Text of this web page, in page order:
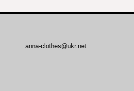
anna-clothes@ukr.net